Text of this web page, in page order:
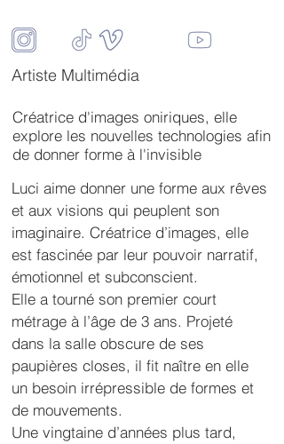
Artiste Multimédia
Créatrice d'images oniriques, elle
explore les nouvelles technologies afin
de donner forme à l'invisible
Luci aime donner une forme aux rêves
et aux visions qui peuplent son
imaginaire. Créatrice d’images, elle
est fascinée par leur pouvoir narratif,
émotionnel et subconscient.
Elle a tourné son premier court
métrage à l’âge de 3 ans. Projeté
dans la salle obscure de ses
paupières closes, il fit naître en elle
un besoin irrépressible de formes et
de mouvements.
Une vingtaine d’années plus tard,